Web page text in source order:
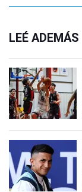
LEÉ ADEMÁS